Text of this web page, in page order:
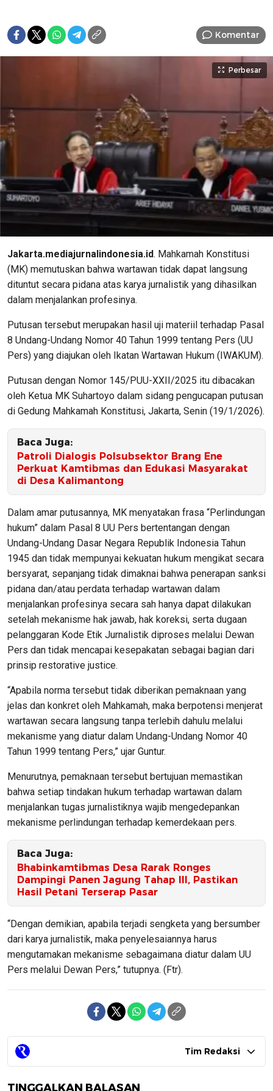
Komentar
Perbesar
Jakarta.mediajurnalindonesia.id. Mahkamah Konstitusi
(MK) memutuskan bahwa wartawan tidak dapat langsung
dituntut secara pidana atas karya jurnalistik yang dihasilkan
dalam menjalankan profesinya.
Putusan tersebut merupakan hasil uji materiil terhadap Pasal
8 Undang-Undang Nomor 40 Tahun 1999 tentang Pers (UU
Pers) yang diajukan oleh Ikatan Wartawan Hukum (IWAKUM).
Putusan dengan Nomor 145/PUU-XXII/2025 itu dibacakan
oleh Ketua MK Suhartoyo dalam sidang pengucapan putusan
di Gedung Mahkamah Konstitusi, Jakarta, Senin (19/1/2026).
Baca Juga:
Patroli Dialogis Polsubsektor Brang Ene
Perkuat Kamtibmas dan Edukasi Masyarakat
di Desa Kalimantong
Dalam amar putusannya, MK menyatakan frasa “Perlindungan
hukum” dalam Pasal 8 UU Pers bertentangan dengan
Undang-Undang Dasar Negara Republik Indonesia Tahun
1945 dan tidak mempunyai kekuatan hukum mengikat secara
bersyarat, sepanjang tidak dimaknai bahwa penerapan sanksi
pidana dan/atau perdata terhadap wartawan dalam
menjalankan profesinya secara sah hanya dapat dilakukan
setelah mekanisme hak jawab, hak koreksi, serta dugaan
pelanggaran Kode Etik Jurnalistik diproses melalui Dewan
Pers dan tidak mencapai kesepakatan sebagai bagian dari
prinsip restorative justice.
“Apabila norma tersebut tidak diberikan pemaknaan yang
jelas dan konkret oleh Mahkamah, maka berpotensi menjerat
wartawan secara langsung tanpa terlebih dahulu melalui
mekanisme yang diatur dalam Undang-Undang Nomor 40
Tahun 1999 tentang Pers,” ujar Guntur.
Menurutnya, pemaknaan tersebut bertujuan memastikan
bahwa setiap tindakan hukum terhadap wartawan dalam
menjalankan tugas jurnalistiknya wajib mengedepankan
mekanisme perlindungan terhadap kemerdekaan pers.
Baca Juga:
Bhabinkamtibmas Desa Rarak Ronges
Dampingi Panen Jagung Tahap III, Pastikan
Hasil Petani Terserap Pasar
“Dengan demikian, apabila terjadi sengketa yang bersumber
dari karya jurnalistik, maka penyelesaiannya harus
mengutamakan mekanisme sebagaimana diatur dalam UU
Pers melalui Dewan Pers,” tutupnya. (Ftr).
Tim Redaksi
TINGGALKAN BALASAN